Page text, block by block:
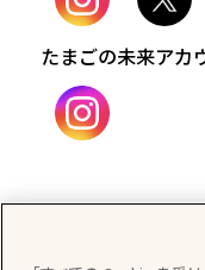
たまごの未来アカ